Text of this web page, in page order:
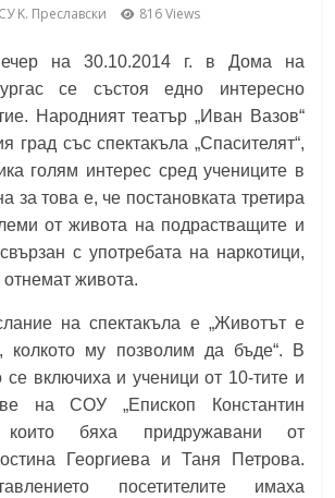
the Erasmus+ Programme in
СУ K. Преславски 816 Views
на 30.10.2014 г. в Дома на
се състоя едно интересно
Народният театър „Иван Вазов“
град със спектакъла „Спасителят“,
голям интерес сред учениците в
за това е, че постановката третира
от живота на подрастващите и
с употребата на наркотици,
отнемат живота.
на спектакъла е „Животът е
колкото му позволим да бъде“. В
се включиха и ученици от 10-тите и
на СОУ „Епископ Константин
които бяха придружавани от
Георгиева и Таня Петрова.
посетителите имаха